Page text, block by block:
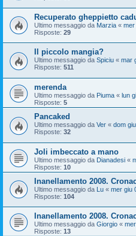
Recuperato gheppietto
Ultimo messaggio da Marzia « mer
Risposte: 29
Il piccolo mangia?
Ultimo messaggio da Spiciu « mar
Risposte: 511
merenda
Ultimo messaggio da Piuma « lun
Risposte: 5
Pancaked
Ultimo messaggio da Ver « dom
Risposte: 32
Joli imbeccato a mano
Ultimo messaggio da Dianadesi «
Risposte: 10
Inanellamento 2008.
Ultimo messaggio da Lu « mer giu
Risposte: 104
Inanellamento 2008.
Ultimo messaggio da Giorgio «
Risposte: 13